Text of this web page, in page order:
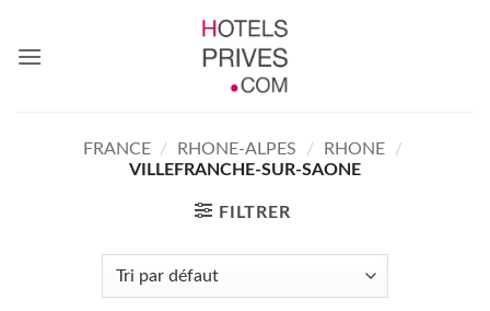
contenu
FRANCE / RHONE-ALPES / RHONE
/
VILLEFRANCHE-SUR-SAONE
FILTRER